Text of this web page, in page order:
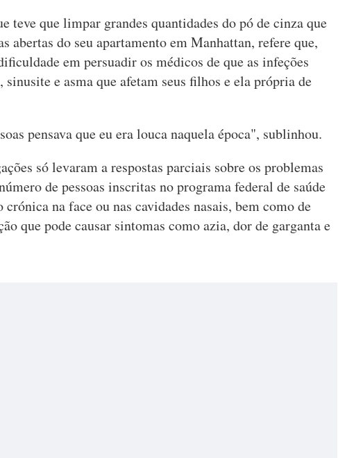
teve que limpar grandes quantidades do pó de cinza que
abertas do seu apartamento em Manhattan, refere que,
em persuadir os médicos de que as infeções
e asma que afetam seus filhos e ela própria de
pensava que eu era louca naquela época", sublinhou.
só levaram a respostas parciais sobre os problemas
de pessoas inscritas no programa federal de saúde
na face ou nas cavidades nasais, bem como de
que pode causar sintomas como azia, dor de garganta e